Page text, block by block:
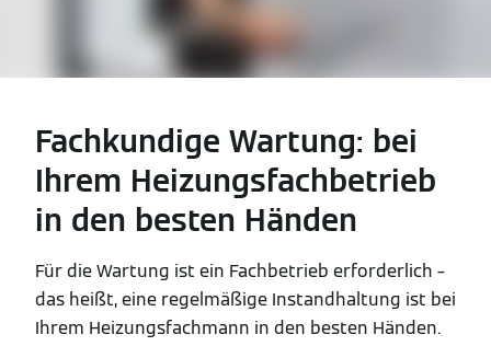
Fachkundige Wartung: bei
Ihrem Heizungsfachbetrieb
in den besten Händen
Für die Wartung ist ein Fachbetrieb erforderlich –
das heißt, eine regelmäßige Instandhaltung ist bei
Ihrem Heizungsfachmann in den besten Händen.